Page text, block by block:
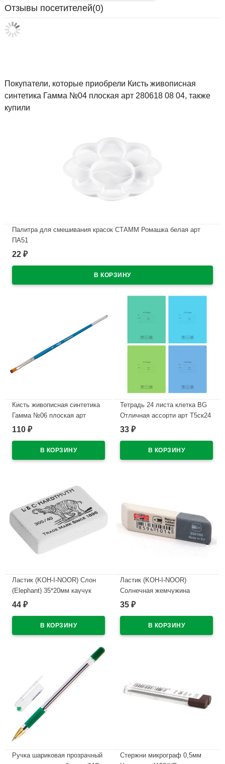
Отзывы посетителей(0)
Покупатели, которые приобрели Кисть живописная
синтетика Гамма №04 плоская арт 280618 08 04, также
купили
Палитра для смешивания красок СТАММ Ромашка белая арт
ПА51
В наличии
22 ₽
Кисть живописная синтетика
Гамма №06 плоская арт
280618 08 06
110 ₽
Тетрадь 24 листа клетка BG
Отличная ассорти арт Т5ск24
11785
33 ₽
Ластик (KOH-I-NOOR) Слон
(Elephant) 35*20мм каучук
арт.300/40-48
44 ₽
Ластик (KOH-I-NOOR)
Солнечная жемчужина
(Sunpearl) 60*13мм
35 ₽
Ручка шариковая прозрачный
Стержни микрограф 0,5мм